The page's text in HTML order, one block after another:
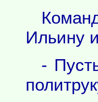
Ильину
-